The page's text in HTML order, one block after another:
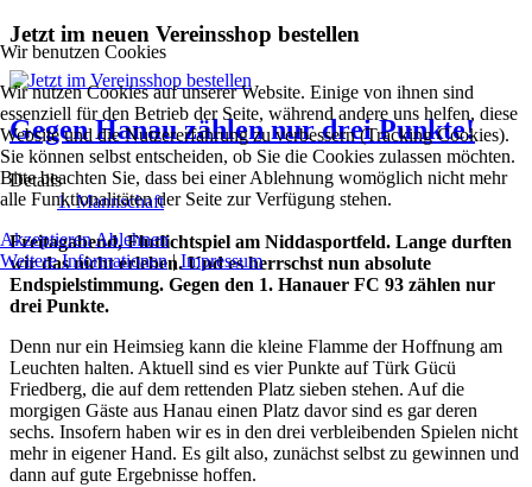
Jetzt im neuen Vereinsshop bestellen
Gegen Hanau zählen nur drei Punkte!
Details
1. Mannschaft
Freitagabend, Flutlichtspiel am Niddasportfeld. Lange durften
wir das nicht erleben. Und es herrschst nun absolute
Endspielstimmung. Gegen den 1. Hanauer FC 93 zählen nur
drei Punkte.
Denn nur ein Heimsieg kann die kleine Flamme der Hoffnung am
Leuchten halten. Aktuell sind es vier Punkte auf Türk Gücü
Friedberg, die auf dem rettenden Platz sieben stehen. Auf die
morgigen Gäste aus Hanau einen Platz davor sind es gar deren
sechs. Insofern haben wir es in den drei verbleibenden Spielen nicht
mehr in eigener Hand. Es gilt also, zunächst selbst zu gewinnen und
dann auf gute Ergebnisse hoffen.
Wir benutzen Cookies
Wir nutzen Cookies auf unserer Website. Einige von ihnen sind
essenziell für den Betrieb der Seite, während andere uns helfen, diese
Website und die Nutzererfahrung zu verbessern (Tracking Cookies).
Sie können selbst entscheiden, ob Sie die Cookies zulassen möchten.
Bitte beachten Sie, dass bei einer Ablehnung womöglich nicht mehr
alle Funktionalitäten der Seite zur Verfügung stehen.
AkzeptierenAblehnen
Weitere Informationen|Impressum